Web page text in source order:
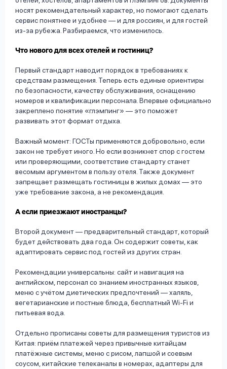
носят рекомендательный характер, но помогают сделать
сервис понятнее и удобнее — и для россиян, и для гостей
из-за рубежа. Разбираемся, что изменилось.
Что нового для всех отелей и гостиниц?
Первый стандарт наводит порядок в требованиях к
средствам размещения. Теперь есть единые ориентиры
по безопасности, качеству обслуживания, оснащению
номеров и квалификации персонала. Впервые официально
закреплено понятие «глэмпинг» — это поможет
развивать этот формат отдыха.
Важный момент: ГОСТы применяются добровольно, если
закон не требует иного. Но если возникнет спор с гостем
или проверяющими, соответствие стандарту станет
весомым аргументом в пользу отеля. Также документ
запрещает размещать гостиницы в жилых домах — это
уже требование закона, а не рекомендация.
А если приезжают иностранцы?
Второй документ — предварительный стандарт, который
будет действовать два года. Он содержит советы, как
адаптировать сервис под гостей из других стран.
Рекомендации универсальны: сайт и навигация на
английском, персонал со знанием иностранных языков,
меню с учётом диетических предпочтений — халяль,
вегетарианские и постные блюда, бесплатный Wi‑Fi и
питьевая вода.
Отдельно прописаны советы для размещения туристов из
Китая: приём платежей через привычные китайцам
платёжные системы, меню с рисом, лапшой и соевым
соусом, китайские телеканалы в номерах, адаптеры для
Войти под другим номером
Ответы
на